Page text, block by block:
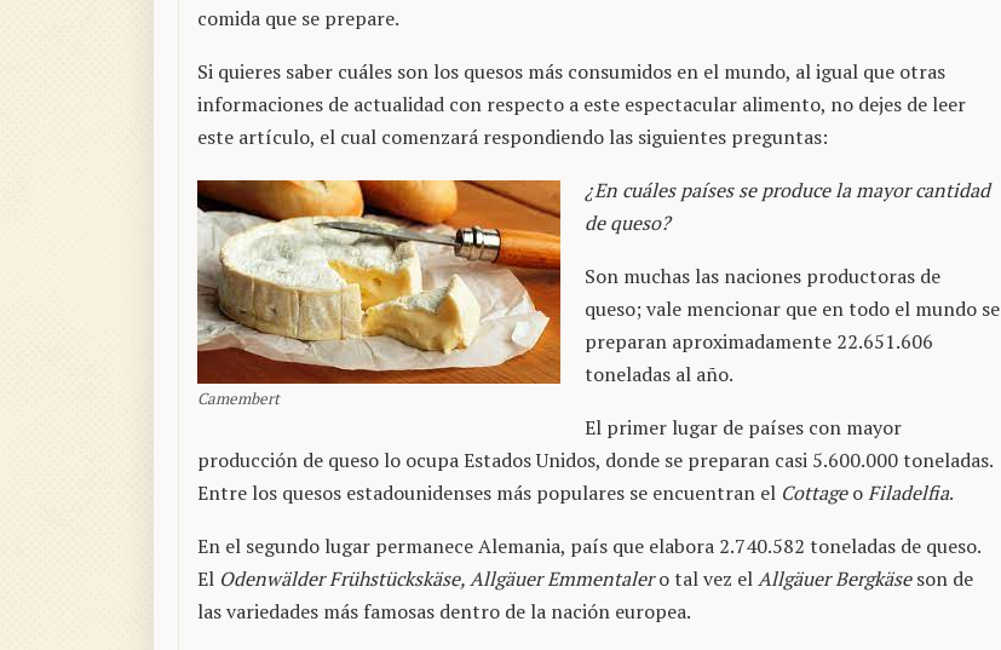
comida que se prepare.
Si quieres saber cuáles son los quesos más consumidos en el mundo, al igual que otras
informaciones de actualidad con respecto a este espectacular alimento, no dejes de leer
este artículo, el cual comenzará respondiendo las siguientes preguntas:
Camembert
¿En cuáles países se produce la mayor cantidad
de queso?
Son muchas las naciones productoras de
queso; vale mencionar que en todo el mundo se
preparan aproximadamente 22.651.606
toneladas al año.
El primer lugar de países con mayor
producción de queso lo ocupa Estados Unidos, donde se preparan casi 5.600.000 toneladas.
Entre los quesos estadounidenses más populares se encuentran el CottageoFiladelfia.
En el segundo lugar permanece Alemania, país que elabora 2.740.582 toneladas de queso.
El Odenwälder Frühstückskäse, Allgäuer Emmentalero tal vez elAllgäuer Bergkäseson de
las variedades más famosas dentro de la nación europea.